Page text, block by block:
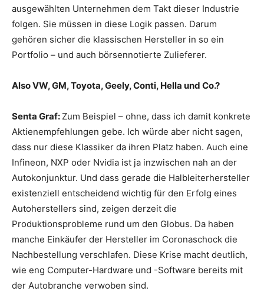
ausgewählten Unternehmen dem Takt dieser Industrie
folgen. Sie müssen in diese Logik passen. Darum
gehören sicher die klassischen Hersteller in so ein
Portfolio – und auch börsennotierte Zulieferer.
Also VW, GM, Toyota, Geely, Conti, Hella und Co.?
Senta Graf: Zum Beispiel – ohne, dass ich damit konkrete
Aktienempfehlungen gebe. Ich würde aber nicht sagen,
dass nur diese Klassiker da ihren Platz haben. Auch eine
Infineon, NXP oder Nvidia ist ja inzwischen nah an der
Autokonjunktur. Und dass gerade die Halbleiterhersteller
existenziell entscheidend wichtig für den Erfolg eines
Autoherstellers sind, zeigen derzeit die
Produktionsprobleme rund um den Globus. Da haben
manche Einkäufer der Hersteller im Coronaschock die
Nachbestellung verschlafen. Diese Krise macht deutlich,
wie eng Computer-Hardware und -Software bereits mit
der Autobranche verwoben sind.